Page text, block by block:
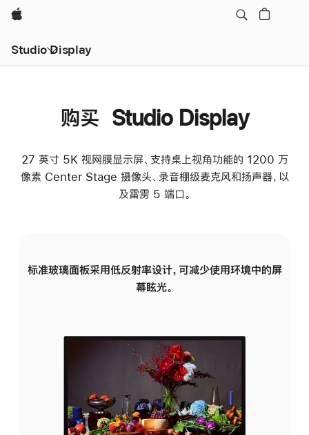
Apple
Studio Display
购买 Studio Display
27 英寸 5K 视网膜显示屏、支持桌上视角功能的 1200 万
像素 Center Stage 摄像头、录音棚级麦克风和扬声器，以
及雷雳 5 端口。
标准玻璃面板采用低反射率设计，可减少使用环境中的屏
幕眩光。